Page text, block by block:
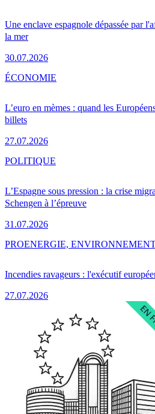
Une enclave espagnole dépassée par
la mer
30.07.2026
L’euro en mèmes : quand les
billets
27.07.2026
ÉCONOMIE
L’Espagne sous pression : la crise
Schengen à l’épreuve
31.07.2026
POLITIQUE
Incendies ravageurs : l'exécutif
27.07.2026
PROENERGIE,